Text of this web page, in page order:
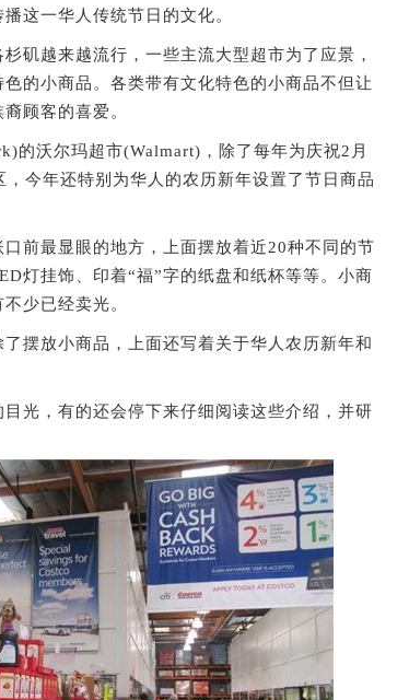
这一华人传统节日的文化。
越来越流行，一些主流大型超市为了应景，
的小商品。各类带有文化特色的小商品不但让
顾客的喜爱。
沃尔玛超市(Walmart)，除了每年为庆祝2月
今年还特别为华人的农历新年设置了节日商品
最显眼的地方，上面摆放着近20种不同的节
灯挂饰、印着“福”字的纸盘和纸杯等等。小商
少已经卖光。
放小商品，上面还写着关于华人农历新年和
，有的还会停下来仔细阅读这些介绍，并研